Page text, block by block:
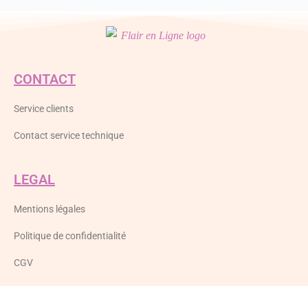
CONTACT
Service clients
Contact service technique
LEGAL
Mentions légales
Politique de confidentialité
CGV